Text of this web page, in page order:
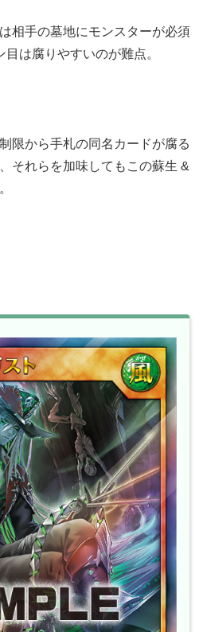
相手の墓地にモンスターが必須
は腐りやすいのが難点。
限から手札の同名カードが腐る
それらを加味してもこの蘇生 &